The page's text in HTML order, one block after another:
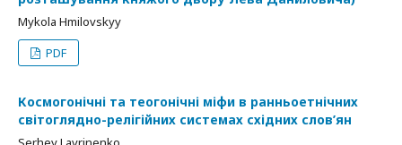
Mykola Hmilovskyy
PDF
Космогонічні та теогонічні міфи в ранньоетнічних
світоглядно-релігійних системах східних слов’ян